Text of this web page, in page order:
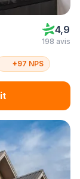
4,9
198 avis
+97 NPS